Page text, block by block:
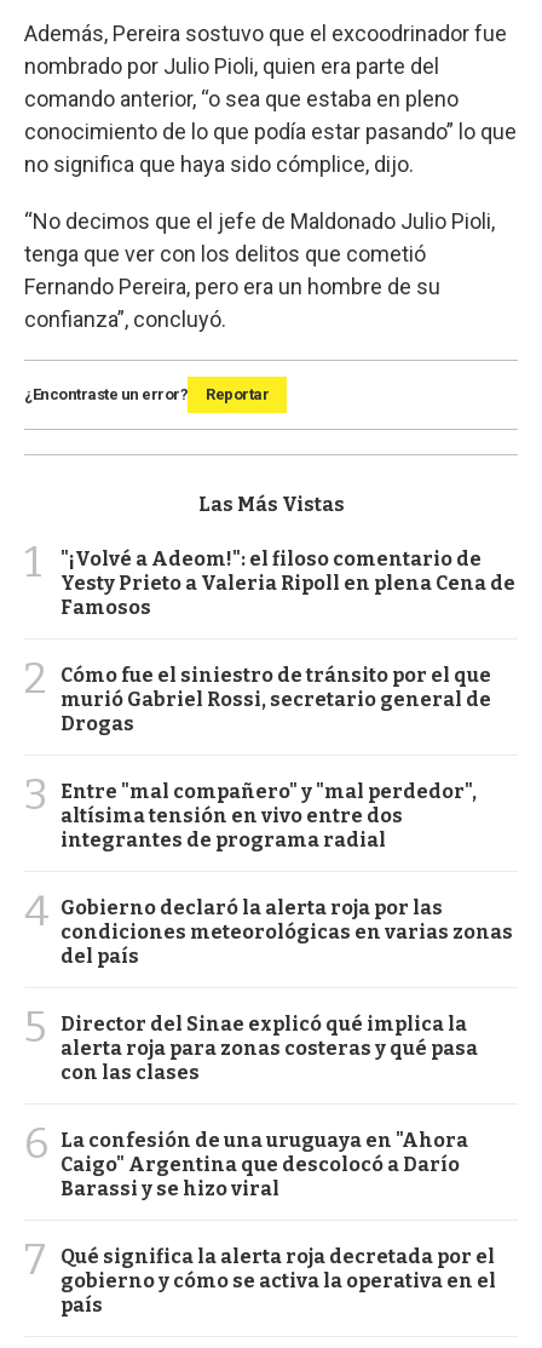
Además, Pereira sostuvo que el excoodrinador fue
nombrado por Julio Pioli, quien era parte del
comando anterior, “o sea que estaba en pleno
conocimiento de lo que podía estar pasando” lo que
no significa que haya sido cómplice, dijo.
“No decimos que el jefe de Maldonado Julio Pioli,
tenga que ver con los delitos que cometió
Fernando Pereira, pero era un hombre de su
confianza”, concluyó.
¿Encontraste un error? Reportar
Las Más Vistas
1
"¡Volvé a Adeom!": el filoso comentario de
Yesty Prieto a Valeria Ripoll en plena Cena de
Famosos
2
Cómo fue el siniestro de tránsito por el que
murió Gabriel Rossi, secretario general de
Drogas
3
Entre "mal compañero" y "mal perdedor",
altísima tensión en vivo entre dos
integrantes de programa radial
4 Gobierno declaró la alerta roja por las
condiciones meteorológicas en varias zonas
del país
5
Director del Sinae explicó qué implica la
alerta roja para zonas costeras y qué pasa
con las clases
6
La confesión de una uruguaya en "Ahora
Caigo" Argentina que descolocó a Darío
Barassi y se hizo viral
7
Qué significa la alerta roja decretada por el
gobierno y cómo se activa la operativa en el
país